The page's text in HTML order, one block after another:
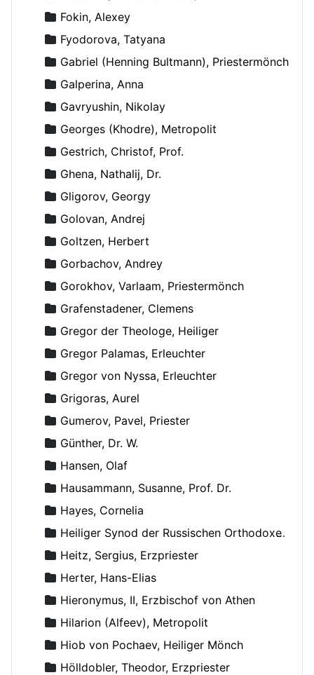
Fokin, Alexey
Fyodorova, Tatyana
Gabriel (Henning Bultmann), Priestermönch
Galperina, Anna
Gavryushin, Nikolay
Georges (Khodre), Metropolit
Gestrich, Christof, Prof.
Ghena, Nathalij, Dr.
Gligorov, Georgy
Golovan, Andrej
Goltzen, Herbert
Gorbachov, Andrey
Gorokhov, Varlaam, Priestermönch
Grafenstadener, Clemens
Gregor der Theologe, Heiliger
Gregor Palamas, Erleuchter
Gregor von Nyssa, Erleuchter
Grigoras, Aurel
Gumerov, Pavel, Priester
Günther, Dr. W.
Hansen, Olaf
Hausammann, Susanne, Prof. Dr.
Hayes, Cornelia
Heiliger Synod der Russischen Orthodoxen Kirche
Heitz, Sergius, Erzpriester
Herter, Hans-Elias
Hieronymus, II, Erzbischof von Athen
Hilarion (Alfeev), Metropolit
Hiob von Pochaev, Heiliger Mönch
Hölldobler, Theodor, Erzpriester